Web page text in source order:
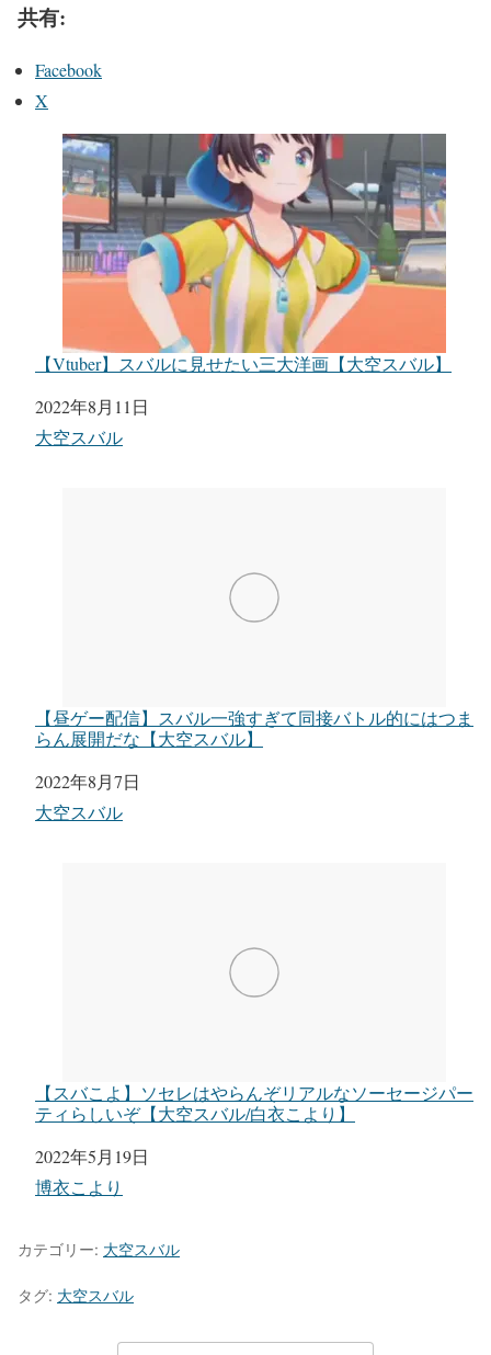
共有:
Facebook
X
【Vtuber】スバルに見せたい三大洋画【大空スバル】
日付
2022年8月11日
関連理由
大空スバル
【昼ゲー配信】スバル一強すぎて同接バトル的にはつま
らん展開だな【大空スバル】
日付
2022年8月7日
関連理由
大空スバル
【スバこよ】ソセレはやらんぞリアルなソーセージパー
ティらしいぞ【大空スバル/白衣こより】
日付
2022年5月19日
関連理由
博衣こより
カテゴリー: 大空スバル
タグ: 大空スバル